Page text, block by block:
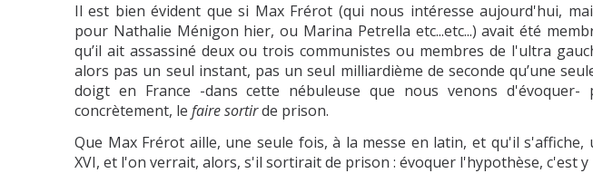
Il est bien évident que si Max Frérot (qui nous intéresse aujourd'hui,
pour Nathalie Ménigon hier, ou Marina Petrella etc...etc...) avait été
qu’il ait assassiné deux ou trois communistes ou membres de l'ultra
alors pas un seul instant, pas un seul milliardième de seconde qu’une
doigt en France -dans cette nébuleuse que nous venons
concrètement, le faire sortirde prison.
Que Max Frérot aille, une seule fois, à la messe en latin, et qu'il s'affiche,
XVI, et l'on verrait, alors, s'il sortirait de prison : évoquer l'hypothèse, c'est y